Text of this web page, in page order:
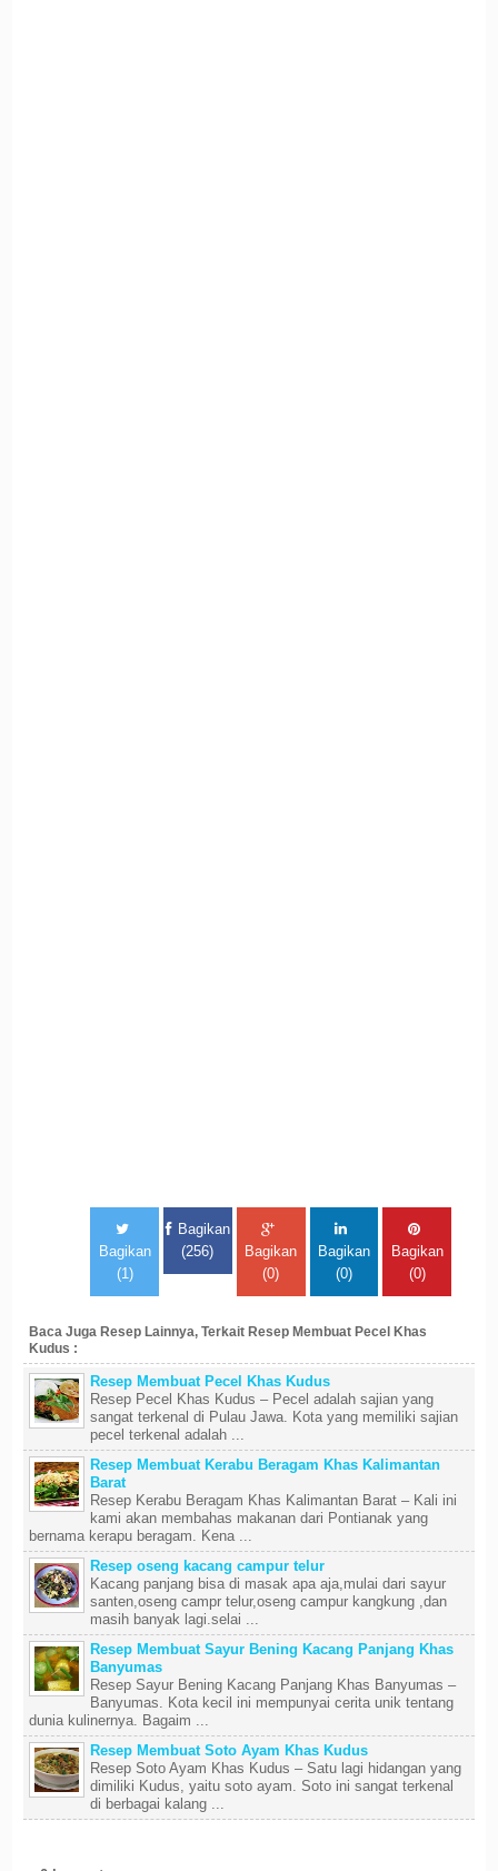
Bagikan
(1)
Bagikan
(256)
Bagikan
(0)
Bagikan
(0)
Bagikan
(0)
Baca Juga Resep Lainnya, Terkait Resep Membuat Pecel Khas
Kudus :
Resep Membuat Pecel Khas Kudus
Resep Pecel Khas Kudus – Pecel adalah sajian yang
sangat terkenal di Pulau Jawa. Kota yang memiliki sajian
pecel terkenal adalah ...
Resep Membuat Kerabu Beragam Khas Kalimantan
Barat
Resep Kerabu Beragam Khas Kalimantan Barat – Kali ini
kami akan membahas makanan dari Pontianak yang
bernama kerapu beragam. Kena ...
Resep oseng kacang campur telur
Kacang panjang bisa di masak apa aja,mulai dari sayur
santen,oseng campr telur,oseng campur kangkung ,dan
masih banyak lagi.selai ...
Resep Membuat Sayur Bening Kacang Panjang Khas
Banyumas
Resep Sayur Bening Kacang Panjang Khas Banyumas –
Banyumas. Kota kecil ini mempunyai cerita unik tentang
dunia kulinernya. Bagaim ...
Resep Membuat Soto Ayam Khas Kudus
Resep Soto Ayam Khas Kudus – Satu lagi hidangan yang
dimiliki Kudus, yaitu soto ayam. Soto ini sangat terkenal
di berbagai kalang ...